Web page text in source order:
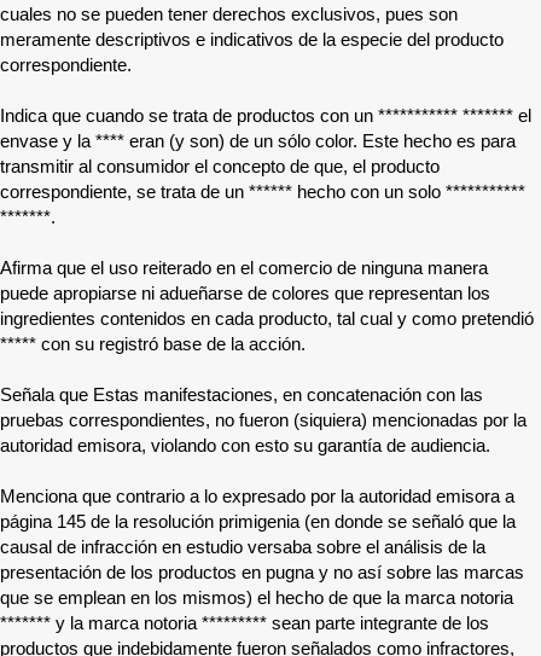
cuales no se pueden tener derechos exclusivos, pues son
meramente descriptivos e indicativos de la especie del producto
correspondiente.
Indica que cuando se trata de productos con un *********** ******* el
envase y la **** eran (y son) de un sólo color. Este hecho es para
transmitir al consumidor el concepto de que, el producto
correspondiente, se trata de un ****** hecho con un solo ***********
*******.
Afirma que el uso reiterado en el comercio de ninguna manera
puede apropiarse ni adueñarse de colores que representan los
ingredientes contenidos en cada producto, tal cual y como pretendió
***** con su registró base de la acción.
Señala que Estas manifestaciones, en concatenación con las
pruebas correspondientes, no fueron (siquiera) mencionadas por la
autoridad emisora, violando con esto su garantía de audiencia.
Menciona que contrario a lo expresado por la autoridad emisora a
página 145 de la resolución primigenia (en donde se señaló que la
causal de infracción en estudio versaba sobre el análisis de la
presentación de los productos en pugna y no así sobre las marcas
que se emplean en los mismos) el hecho de que la marca notoria
******* y la marca notoria ********* sean parte integrante de los
productos que indebidamente fueron señalados como infractores,